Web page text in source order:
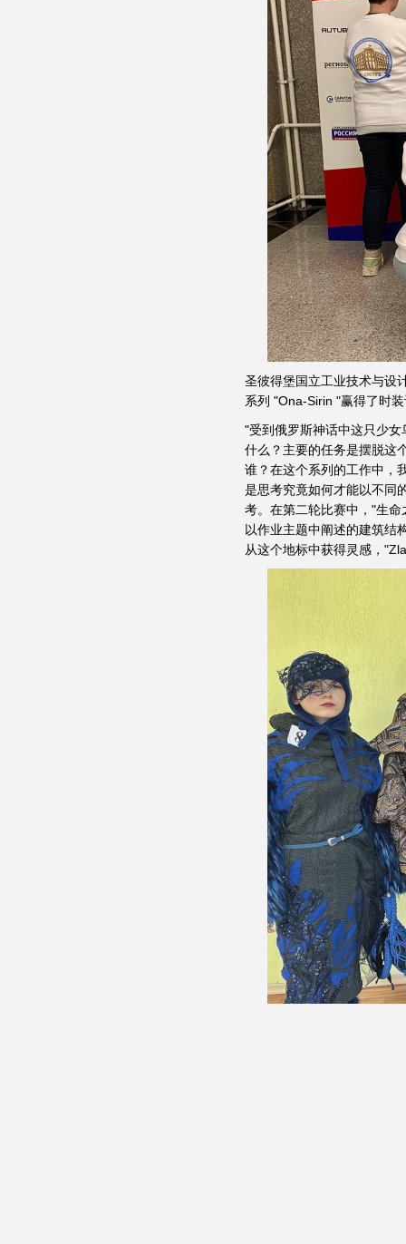
圣彼得堡国立工业技术与设
系列 "Ona-Sirin "赢得了时
"受到俄罗斯神话中这只少
什么？主要的任务是摆脱这
谁？在这个系列的工作中，
是思考究竟如何才能以不同
考。在第二轮比赛中，"生
以作业主题中阐述的建筑结
从这个地标中获得灵感，